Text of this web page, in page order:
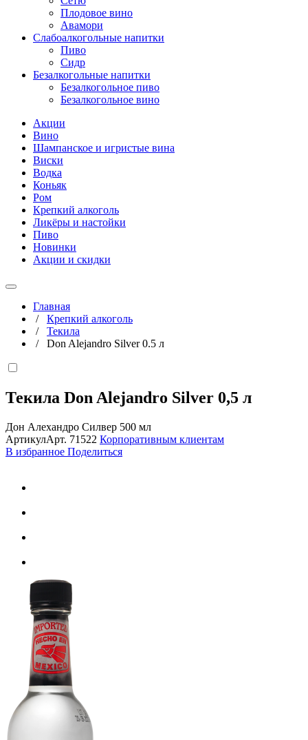
Плодовое вино
Авамори
Слабоалкогольные напитки
Пиво
Сидр
Безалкогольные напитки
Безалкогольное пиво
Безалкогольное вино
Акции
Вино
Шампанское и игристые вина
Виски
Водка
Коньяк
Ром
Крепкий алкоголь
Ликёры и настойки
Пиво
Новинки
Акции и скидки
Главная
/ Крепкий алкоголь
/ Текила
/ Don Alejandro Silver 0.5 л
Текила Don Alejandro Silver 0,5 л
Дон Алехандро Силвер 500 мл
АртикулАрт. 71522 Корпоративным клиентам
В избранное Поделиться